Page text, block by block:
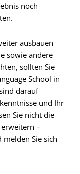
noch
ausbauen
sowie andere
sollten Sie
School in
darauf
und Ihr
Sie nicht die
–
melden Sie sich